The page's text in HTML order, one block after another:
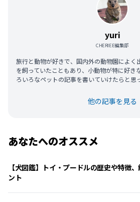
yuri
CHERIEE編集部
旅行と動物が好きで、国内外の動物園によく
を飼っていたこともあり、小動物が特に好き
ろいろなペットの記事を書いていけたらと思
他の記事を見る
あなたへのオススメ
【犬図鑑】トイ・プードルの歴史や特徴
ント